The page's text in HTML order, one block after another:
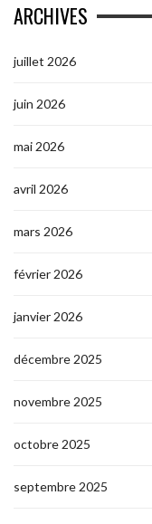
ARCHIVES
juillet 2026
juin 2026
mai 2026
avril 2026
mars 2026
février 2026
janvier 2026
décembre 2025
novembre 2025
octobre 2025
septembre 2025